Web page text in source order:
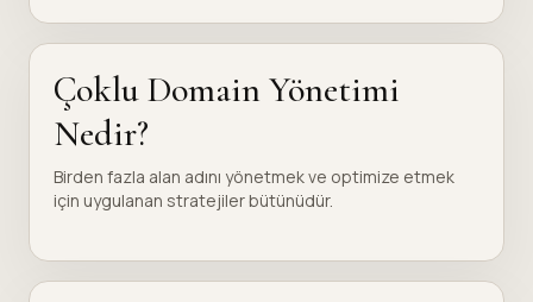
Çoklu Domain Yönetimi
Nedir?
Birden fazla alan adını yönetmek ve optimize etmek
için uygulanan stratejiler bütünüdür.